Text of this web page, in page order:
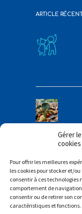
Gérer
cookies
Pour offrir les meilleures
les cookies pour stocker et/
consentir à ces technologies
comportement de navigation
consentir ou de retirer son
caractéristiques et fonctions.
ARTICLE RÉCENT